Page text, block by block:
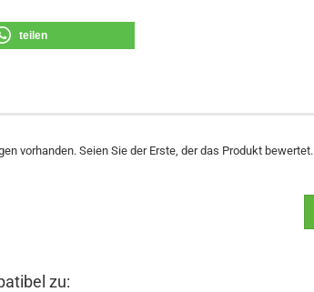
teilen
vorhanden. Seien Sie der Erste, der das Produkt bewertet.
zu: